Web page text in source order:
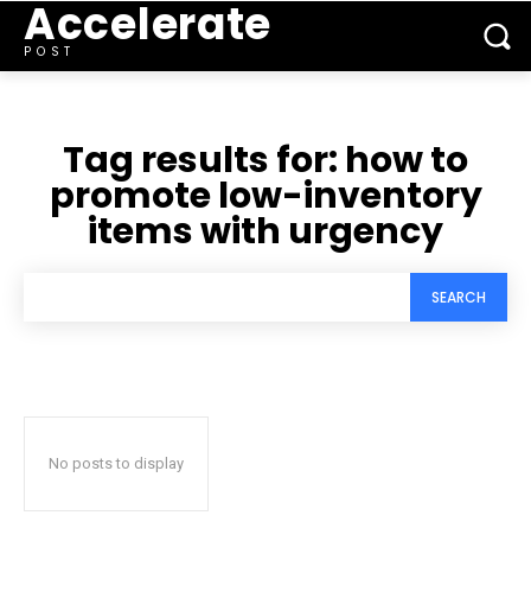
Accelerate
POST
Tag results for: how to
promote low-inventory
items with urgency
SEARCH
No posts to display